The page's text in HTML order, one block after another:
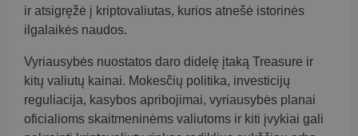
ir atsigręžė į kriptovaliutas, kurios atnešė istorinės
ilgalaikės naudos.
Vyriausybės nuostatos daro didelę įtaką Treasure ir
kitų valiutų kainai. Mokesčių politika, investicijų
reguliacija, kasybos apribojimai, vyriausybės planai
oficialioms skaitmeninėms valiutoms ir kiti įvykiai gali